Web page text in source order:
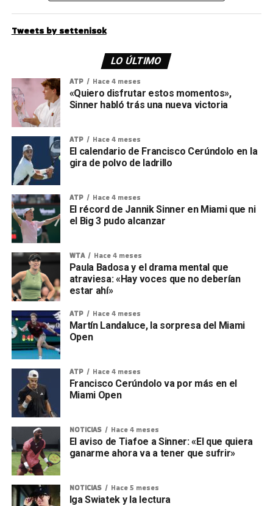
Tweets by settenisok
LO ÚLTIMO
ATP Hace 4 meses
«Quiero disfrutar estos momentos»,
Sinner habló trás una nueva victoria
ATP Hace 4 meses
El calendario de Francisco Cerúndolo en la
gira de polvo de ladrillo
ATP Hace 4 meses
El récord de Jannik Sinner en Miami que ni
el Big 3 pudo alcanzar
WTA Hace 4 meses
Paula Badosa y el drama mental que
atraviesa: «Hay voces que no deberían
estar ahí»
ATP Hace 4 meses
Martín Landaluce, la sorpresa del Miami
Open
ATP Hace 4 meses
Francisco Cerúndolo va por más en el
Miami Open
NOTICIAS Hace 4 meses
El aviso de Tiafoe a Sinner: «El que quiera
ganarme ahora va a tener que sufrir»
NOTICIAS Hace 5 meses
Iga Swiatek y la lectura